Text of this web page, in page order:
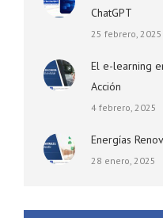
ChatGPT
25 febrero, 2025
El e-learning
Acción
4 febrero, 2025
Energías
28 enero, 2025